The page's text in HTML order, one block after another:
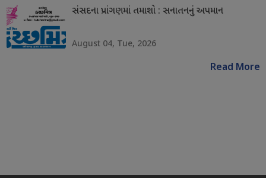
સંસદના પ્રાંગણમાં તમાશો : સનાતનનું અપમાન
August 04, Tue, 2026
Read More